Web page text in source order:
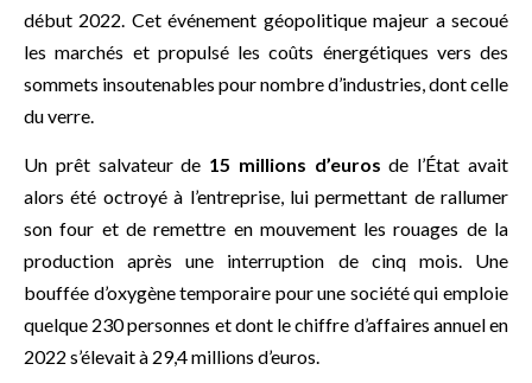
début 2022. Cet événement géopolitique majeur a secoué
les marchés et propulsé les coûts énergétiques vers des
sommets insoutenables pour nombre d’industries, dont celle
du verre.
Un prêt salvateur de 15 millions d’euros de l’État avait
alors été octroyé à l’entreprise, lui permettant de rallumer
son four et de remettre en mouvement les rouages de la
production après une interruption de cinq mois. Une
bouffée d’oxygène temporaire pour une société qui emploie
quelque 230 personnes et dont le chiffre d’affaires annuel en
2022 s’élevait à 29,4 millions d’euros.